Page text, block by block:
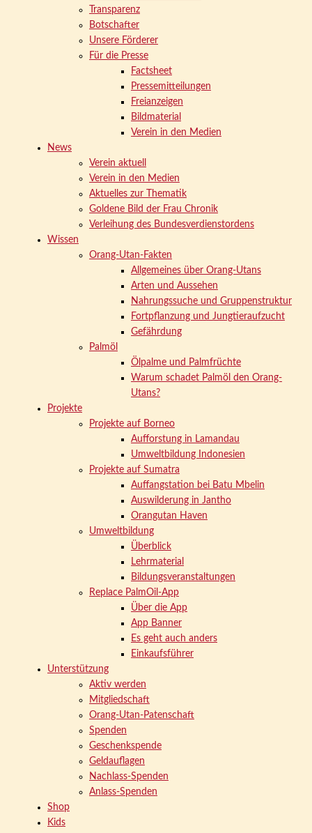
Transparenz
Botschafter
Unsere Förderer
Für die Presse
Factsheet
Pressemitteilungen
Freianzeigen
Bildmaterial
Verein in den Medien
News
Verein aktuell
Verein in den Medien
Aktuelles zur Thematik
Goldene Bild der Frau Chronik
Verleihung des Bundesverdienstordens
Wissen
Orang-Utan-Fakten
Allgemeines über Orang-Utans
Arten und Aussehen
Nahrungssuche und Gruppenstruktur
Fortpflanzung und Jungtieraufzucht
Gefährdung
Palmöl
Ölpalme und Palmfrüchte
Warum schadet Palmöl den Orang-
Utans?
Projekte
Projekte auf Borneo
Aufforstung in Lamandau
Umweltbildung Indonesien
Projekte auf Sumatra
Auffangstation bei Batu Mbelin
Auswilderung in Jantho
Orangutan Haven
Umweltbildung
Überblick
Lehrmaterial
Bildungsveranstaltungen
Replace PalmOil-App
Über die App
App Banner
Es geht auch anders
Einkaufsführer
Unterstützung
Aktiv werden
Mitgliedschaft
Orang-Utan-Patenschaft
Spenden
Geschenkspende
Geldauflagen
Nachlass-Spenden
Anlass-Spenden
Shop
Kids